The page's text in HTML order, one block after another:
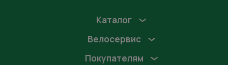
Каталог
Велосервис
Покупателям